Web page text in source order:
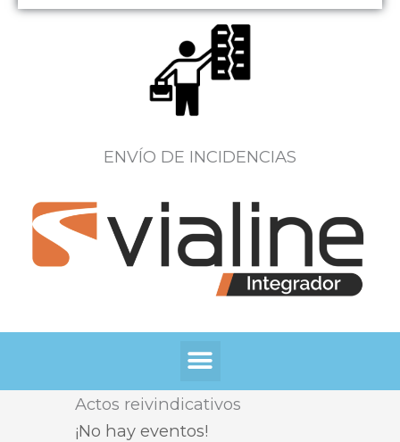
ENVÍO DE INCIDENCIAS
Menú
Actos reivindicativos
¡No hay eventos!